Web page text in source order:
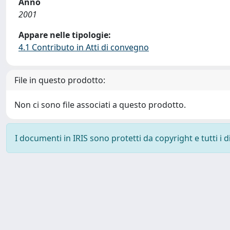
2001
Appare nelle tipologie:
4.1 Contributo in Atti di convegno
File in questo prodotto:
Non ci sono file associati a questo prodotto.
I documenti in IRIS sono protetti da copyright e tutti i